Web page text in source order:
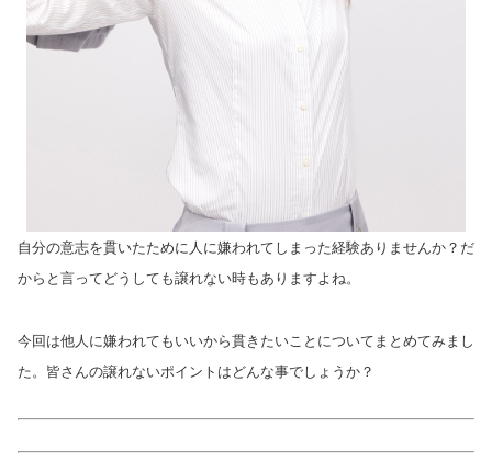
自分の意志を貫いたために人に嫌われてしまった経験ありませんか？だ
からと言ってどうしても譲れない時もありますよね。
今回は他人に嫌われてもいいから貫きたいことについてまとめてみまし
た。皆さんの譲れないポイントはどんな事でしょうか？